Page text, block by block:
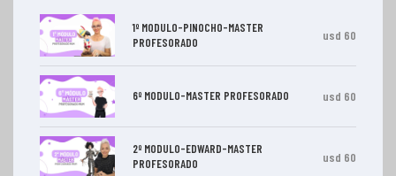
1º MODULO-PINOCHO-MASTER
PROFESORADO
usd 60
6º MODULO-MASTER PROFESORADO usd 60
2º MODULO-EDWARD-MASTER
PROFESORADO
usd 60